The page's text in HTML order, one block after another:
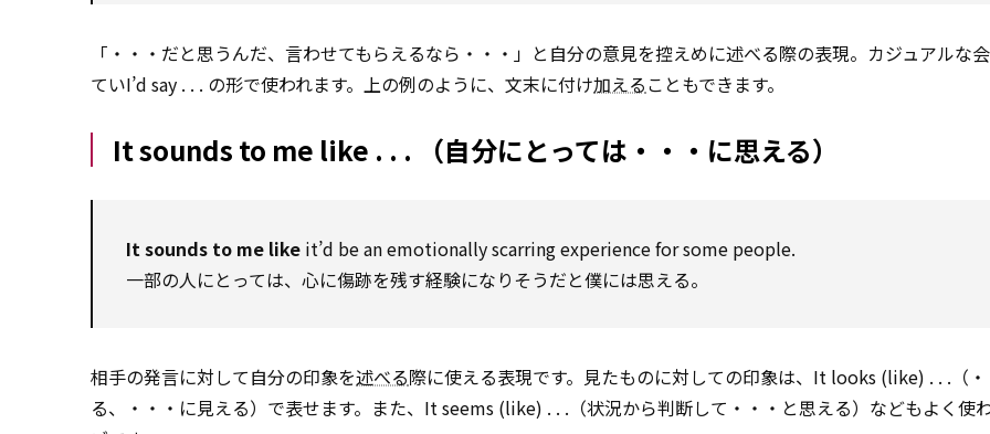
「・・・だと思うんだ、言わせてもらえるなら・・・」と自分の意見を控えめに述べる際の表現。カジュアルな
ていI’d say . . . の形で使われます。上の例のように、文末に付け加えることもできます。
It sounds to me like . . . （自分にとっては・・・に思える）
It sounds to me like it’d be an emotionally scarring experience for some people.
一部の人にとっては、心に傷跡を残す経験になりそうだと僕には思える。
相手の発言に対して自分の印象を述べる際に使える表現です。見たものに対しての印象は、It looks (like) . . .（
る、・・・に見える）で表せます。また、It seems (like) . . .（状況から判断して・・・と思える）などもよく使